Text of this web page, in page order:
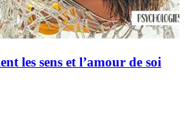
les sens et l’amour de soi